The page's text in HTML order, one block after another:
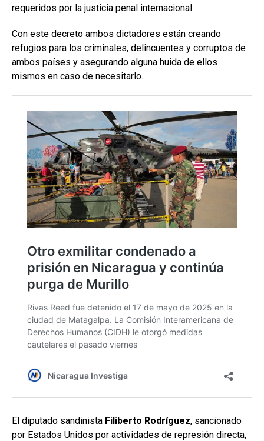
requeridos por la justicia penal internacional.
Con este decreto ambos dictadores están creando
refugios para los criminales, delincuentes y corruptos de
ambos países y asegurando alguna huida de ellos
mismos en caso de necesitarlo.
El diputado sandinista Filiberto Rodríguez, sancionado
por Estados Unidos por actividades de represión directa,